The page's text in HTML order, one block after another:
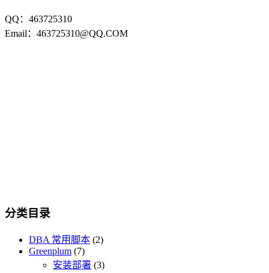
QQ：463725310
Email：463725310@QQ.COM
分类目录
DBA 常用脚本 (2)
Greenplum (7)
安装部署 (3)